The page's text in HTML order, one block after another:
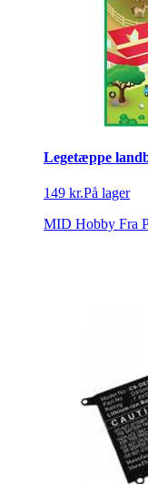
Legetæppe
149 kr.På lager
MID Hobby Fra